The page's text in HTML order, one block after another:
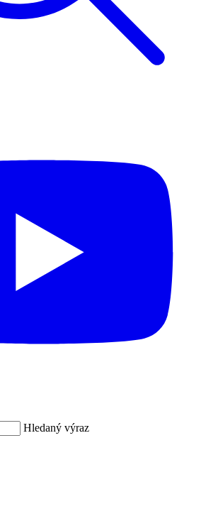
Hledaný výraz